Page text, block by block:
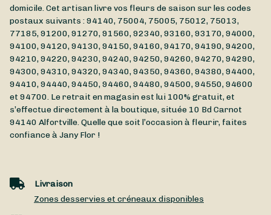
domicile. Cet artisan livre vos fleurs de saison sur les codes
postaux suivants : 94140, 75004, 75005, 75012, 75013,
77185, 91200, 91270, 91560, 92340, 93160, 93170, 94000,
94100, 94120, 94130, 94150, 94160, 94170, 94190, 94200,
94210, 94220, 94230, 94240, 94250, 94260, 94270, 94290,
94300, 94310, 94320, 94340, 94350, 94360, 94380, 94400,
94410, 94440, 94450, 94460, 94480, 94500, 94550, 94600
et 94700. Le retrait en magasin est lui 100% gratuit, et
s’effectue directement à la boutique, située 10 Bd Carnot
94140 Alfortville. Quelle que soit l’occasion à fleurir, faites
confiance à Jany Flor !
Livraison
Zones desservies et créneaux disponibles